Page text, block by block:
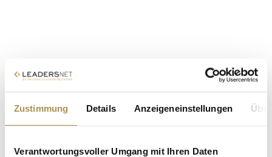
Zustimmung Details Anzeigeneinstellungen
Verantwortungsvoller Umgang mit Ihren Daten